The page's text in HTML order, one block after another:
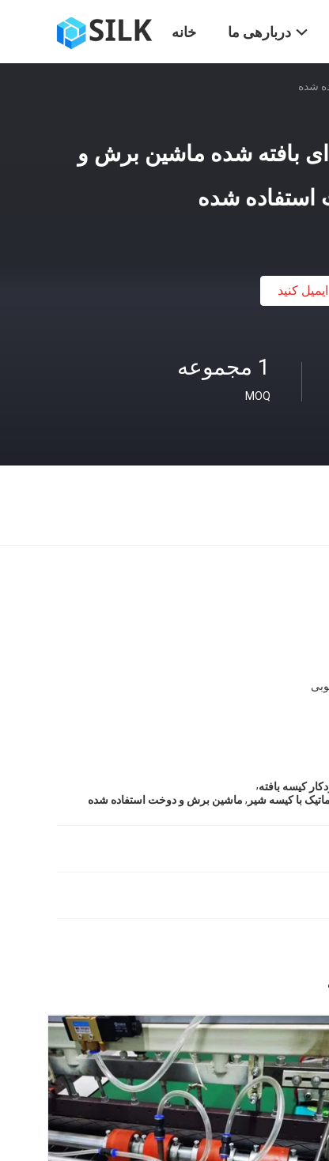
خانه دربارهی ما
بافته شده ماشین برش و
کنید
1 مجموعه
MOQ
کیسه بافته,
با کیسه شیر , ماشین برش و دوخت استفاده شده